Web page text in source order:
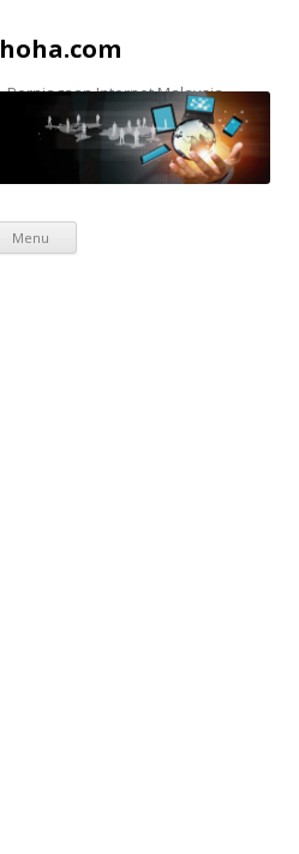
Perniagaan Internet Malaysia
Menu
Skip to content